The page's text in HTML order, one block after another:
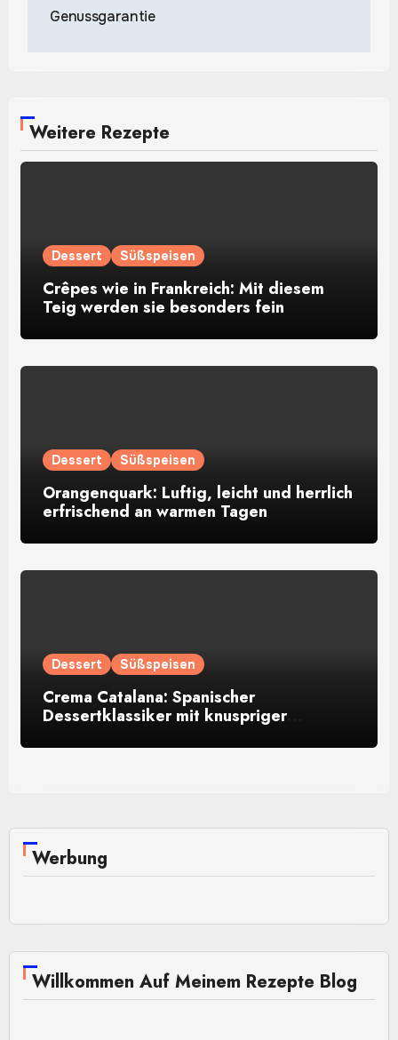
Genussgarantie
Weitere Rezepte
Dessert Süßspeisen
Crêpes wie in Frankreich: Mit diesem
Teig werden sie besonders fein
Dessert Süßspeisen
Orangenquark: Luftig, leicht und herrlich
erfrischend an warmen Tagen
Dessert Süßspeisen
Crema Catalana: Spanischer
Dessertklassiker mit knuspriger
Werbung
Willkommen Auf Meinem Rezepte Blog